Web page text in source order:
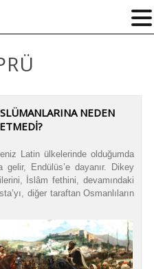
NEDEN
Latin ülkelerinde olduğumda
gelir, Endülüs’e dayanır. Dikey
İslâm fethini, devamındaki
diğer taraftan Osmanlıların